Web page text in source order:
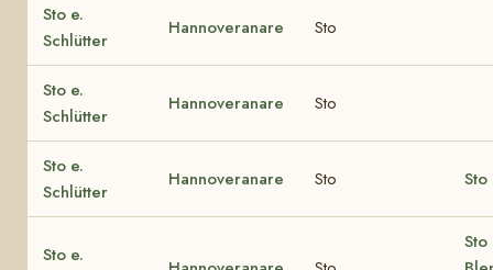
Sto e.
Schlütter
Hannoveranare Sto
Sto e.
Schlütter
Hannoveranare Sto
Sto e.
Schlütter
Hannoveranare Sto Sto
Sto e.
Sto